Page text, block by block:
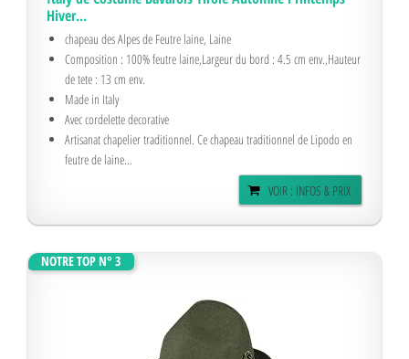
Hiver...
chapeau des Alpes de Feutre laine, Laine
Composition : 100% feutre laine,Largeur du bord : 4.5 cm env.,Hauteur
de tete : 13 cm env.
Made in Italy
Avec cordelette decorative
Artisanat chapelier traditionnel. Ce chapeau traditionnel de Lipodo en
feutre de laine...
VOIR : INFOS & PRIX
NOTRE TOP N° 3